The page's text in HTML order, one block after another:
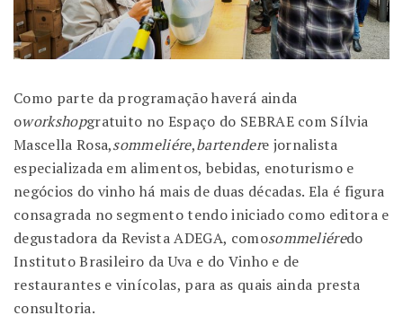
Como parte da programação haverá ainda
oworkshopgratuito no Espaço do SEBRAE com Sílvia
Mascella Rosa,sommeliére,bartendere jornalista
especializada em alimentos, bebidas, enoturismo e
negócios do vinho há mais de duas décadas. Ela é figura
consagrada no segmento tendo iniciado como editora e
degustadora da Revista ADEGA, comosommeliéredo
Instituto Brasileiro da Uva e do Vinho e de
restaurantes e vinícolas, para as quais ainda presta
consultoria.